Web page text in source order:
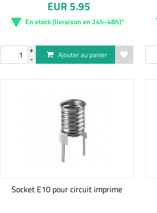
EUR 5.95
En stock (livraison en 24h-48h)*
Ajouter au panier
Socket E10 pour circuit imprime